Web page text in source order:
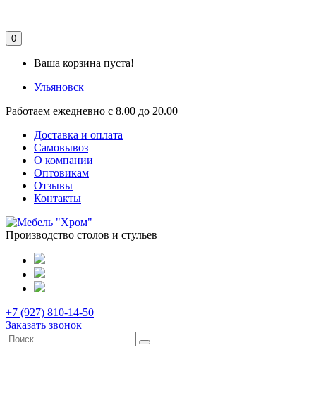
0
Ваша корзина пуста!
Ульяновск
Работаем ежедневно с 8.00 до 20.00
Доставка и оплата
Самовывоз
О компании
Оптовикам
Отзывы
Контакты
Производство столов и стульев
+7 (927) 810-14-50
Заказать звонок